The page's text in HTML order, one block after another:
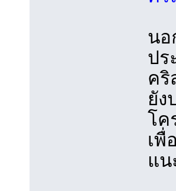
นอ
ปร
คริ
ยัง
โค
เพื่
แน